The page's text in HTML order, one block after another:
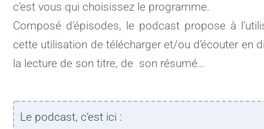
c’est vous qui choisissez le programme.
Composé d’épisodes, le podcast propose à
cette utilisation de télécharger et/ou d’écouter en
la lecture de son titre, de son résumé…
Le podcast, c’est ici :